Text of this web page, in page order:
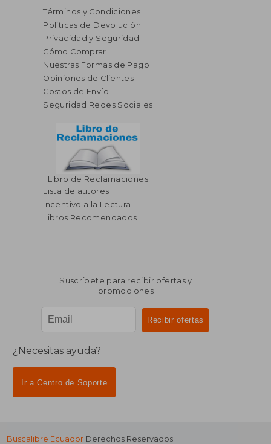
Términos y Condiciones
Políticas de Devolución
Privacidad y Seguridad
Cómo Comprar
Nuestras Formas de Pago
Opiniones de Clientes
Costos de Envío
Seguridad Redes Sociales
Libro de Reclamaciones
Lista de autores
Incentivo a la Lectura
Libros Recomendados
Suscríbete para recibir ofertas y
promociones
¿Necesitas ayuda?
Ir a Centro de Soporte
Buscalibre Ecuador Derechos Reservados.